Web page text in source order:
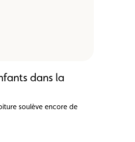
dans la
soulève encore de